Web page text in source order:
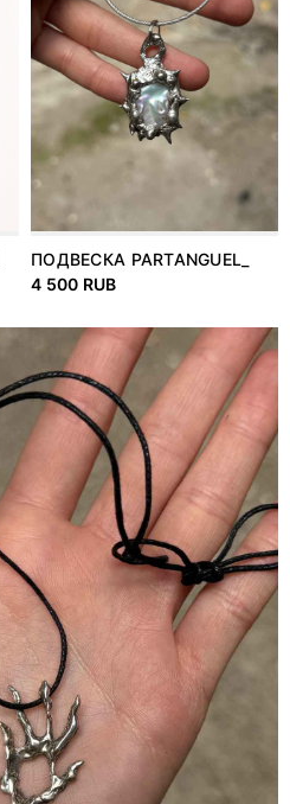
ПОДВЕСКА PARTANGUEL_
4 500 RUB